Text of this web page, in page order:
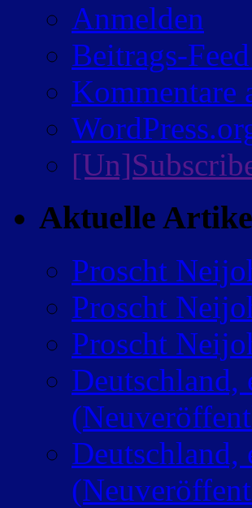
Anmelden
Beitrags-
Kommentare
Aktuelle
Proscht
Proscht
Proscht
Deutschland,
Deutschland,